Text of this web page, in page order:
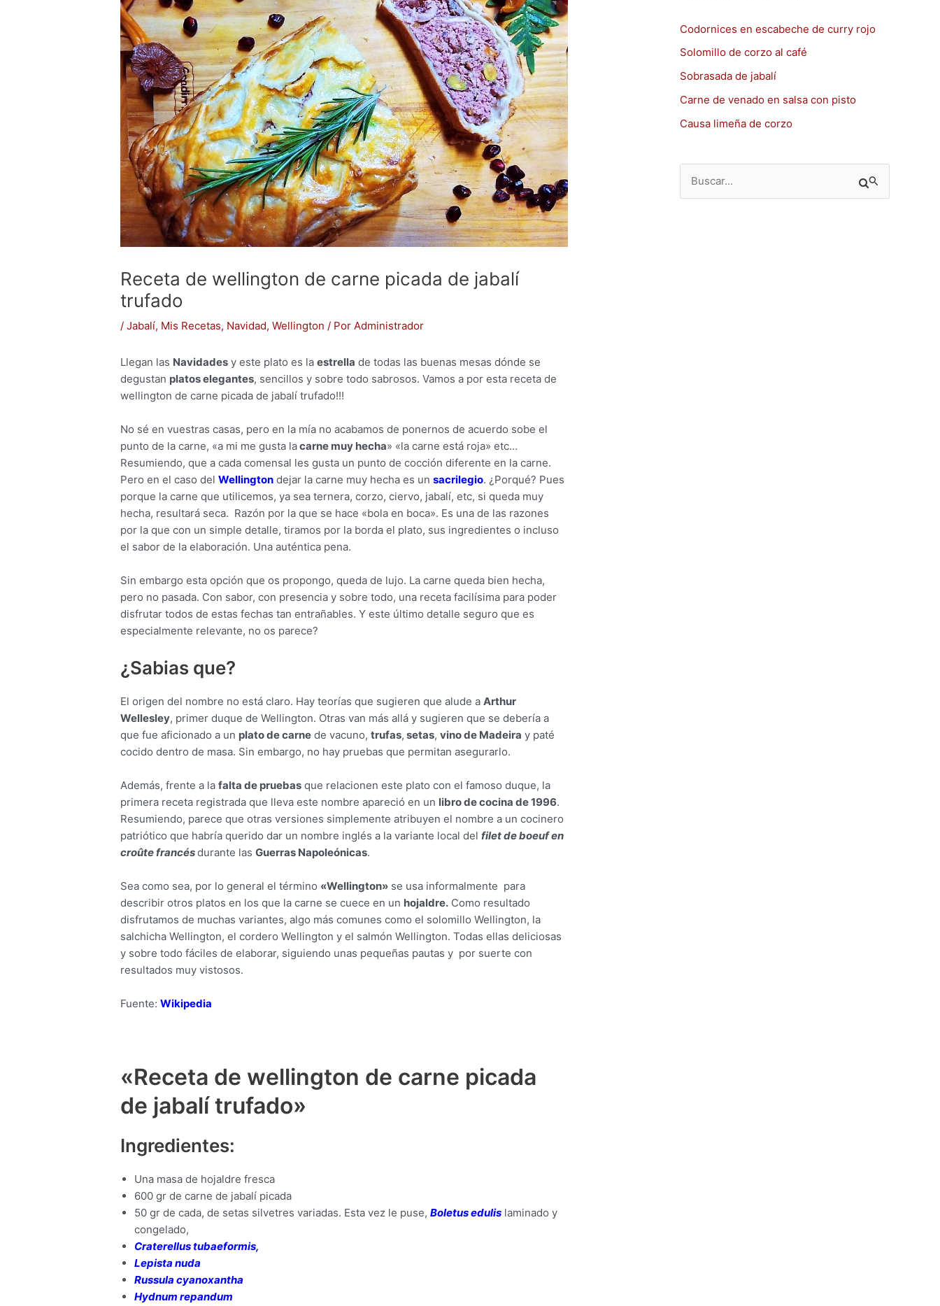
Receta de wellington de carne picada de jabalí
trufado
/Jabalí, Mis Recetas, Navidad,Wellington / PorAdministrador
Llegan las Navidades y este plato es laestrella de todas las buenas mesas dónde se
degustan platos elegantes, sencillos y sobre todo sabrosos. Vamos a por esta receta de
wellington de carne picada de jabalí trufado!!!
No sé en vuestras casas, pero en la mía no acabamos de ponernos de acuerdo sobe el
punto de la carne, «a mi me gusta lacarne muy hecha» «la carne está roja» etc…
Resumiendo, que a cada comensal les gusta un punto de cocción diferente en la carne.
Pero en el caso delWellington dejar la carne muy hecha es unsacrilegio. ¿Porqué? Pues
porque la carne que utilicemos, ya sea ternera, corzo, ciervo, jabalí, etc, si queda muy
hecha, resultará seca. Razón por la que se hace «bola en boca». Es una de las razones
por la que con un simple detalle, tiramos por la borda el plato, sus ingredientes o incluso
el sabor de la elaboración. Una auténtica pena.
Sin embargo esta opción que os propongo, queda de lujo. La carne queda bien hecha,
pero no pasada. Con sabor, con presencia y sobre todo, una receta facilísima para poder
disfrutar todos de estas fechas tan entrañables. Y este último detalle seguro que es
especialmente relevante, no os parece?
¿Sabias que?
El origen del nombre no está claro. Hay teorías que sugieren que alude aArthur
Wellesley, primer duque de Wellington. Otras van más allá y sugieren que se debería a
que fue aficionado a un plato de carne de vacuno,trufas, setas,vino de Madeira y paté
cocido dentro de masa. Sin embargo, no hay pruebas que permitan asegurarlo.
Además, frente a lafalta de pruebas que relacionen este plato con el famoso duque, la
primera receta registrada que lleva este nombre apareció en un libro de cocina de 1996.
Resumiendo, parece que otras versiones simplemente atribuyen el nombre a un cocinero
patriótico que habría querido dar un nombre inglés a la variante local delfilet de boeuf en
croûtefrancésdurante lasGuerras Napoleónicas.
Sea como sea, por lo general el término «Wellington» se usa informalmente para
describir otros platos en los que la carne se cuece en un hojaldre. Como resultado
disfrutamos de muchas variantes, algo más comunes como el solomillo Wellington, la
salchicha Wellington, el cordero Wellington y el salmón Wellington. Todas ellas deliciosas
y sobre todo fáciles de elaborar, siguiendo unas pequeñas pautas y por suerte con
resultados muy vistosos.
Fuente:Wikipedia
«Receta de wellington de carne picada
de jabalí trufado»
Ingredientes:
Una masa de hojaldre fresca
600 gr de carne de jabalí picada
50 gr de cada, de setas silvetres variadas. Esta vez le puse,Boletus edulis laminado y
congelado,
Craterellus tubaeformis,
Lepista nuda
Russula cyanoxantha
Hydnum repandum
Codornices en escabeche de curry rojo
Solomillo de corzo al café
Sobrasada de jabalí
Carne de venado en salsa con pisto
Causa limeña de corzo